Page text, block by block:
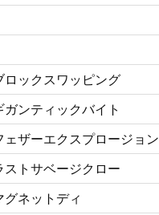
ロックスワッピング
ンティックバイト
ェザーエクスプロージョン
ストサベージクロー
ネットディ